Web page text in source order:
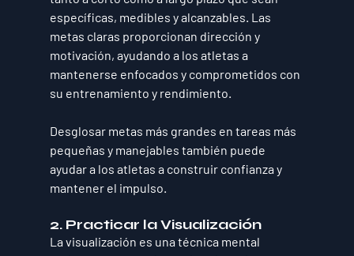
específicas, medibles y alcanzables. Las
metas claras proporcionan dirección y
motivación, ayudando a los atletas a
mantenerse enfocados y comprometidos con
su entrenamiento y rendimiento.
Desglosar metas más grandes en tareas más
pequeñas y manejables también puede
ayudar a los atletas a construir confianza y
mantener el impulso.
2. Practicar la Visualización
La visualización es una técnica mental